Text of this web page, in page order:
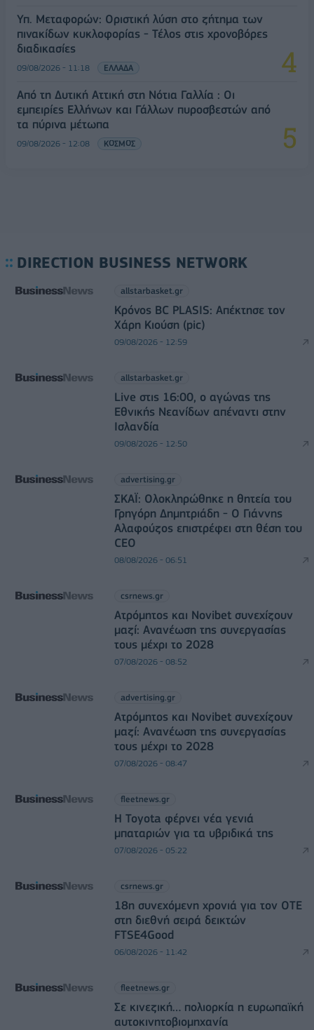
Υπ. Μεταφορών: Οριστική λύση στο ζήτημα των
πινακίδων κυκλοφορίας - Τέλος στις χρονοβόρες
διαδικασίες
09/08/2026 - 11:18 ΕΛΛΑΔΑ
Από τη Δυτική Αττική στη Νότια Γαλλία : Οι
εμπειρίες Ελλήνων και Γάλλων πυροσβεστών από
τα πύρινα μέτωπα
09/08/2026 - 12:08 ΚΟΣΜΟΣ
DIRECTION BUSINESS NETWORK
allstarbasket.gr
Κρόνος BC PLASIS: Απέκτησε τον
Χάρη Κιούση (pic)
09/08/2026 - 12:59
allstarbasket.gr
Live στις 16:00, ο αγώνας της
Εθνικής Νεανίδων απέναντι στην
Ισλανδία
09/08/2026 - 12:50
advertising.gr
ΣΚΑΪ: Ολοκληρώθηκε η θητεία του
Γρηγόρη Δημητριάδη - Ο Γιάννης
Αλαφούζος επιστρέφει στη θέση του
CEO
08/08/2026 - 06:51
csrnews.gr
Ατρόμητος και Novibet συνεχίζουν
μαζί: Ανανέωση της συνεργασίας
τους μέχρι το 2028
07/08/2026 - 08:52
advertising.gr
Ατρόμητος και Novibet συνεχίζουν
μαζί: Ανανέωση της συνεργασίας
τους μέχρι το 2028
07/08/2026 - 08:47
fleetnews.gr
Η Toyota φέρνει νέα γενιά
μπαταριών για τα υβριδικά της
07/08/2026 - 05:22
csrnews.gr
18η συνεχόμενη χρονιά για τον ΟΤΕ
στη διεθνή σειρά δεικτών
FTSE4Good
06/08/2026 - 11:42
fleetnews.gr
Σε κινεζική… πολιορκία η ευρωπαϊκή
αυτοκινητοβιομηχανία